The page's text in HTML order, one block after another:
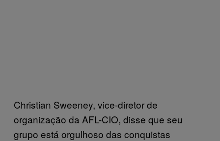
Christian Sweeney, vice-diretor de
organização da AFL-CIO, disse que seu
grupo está orgulhoso das conquistas